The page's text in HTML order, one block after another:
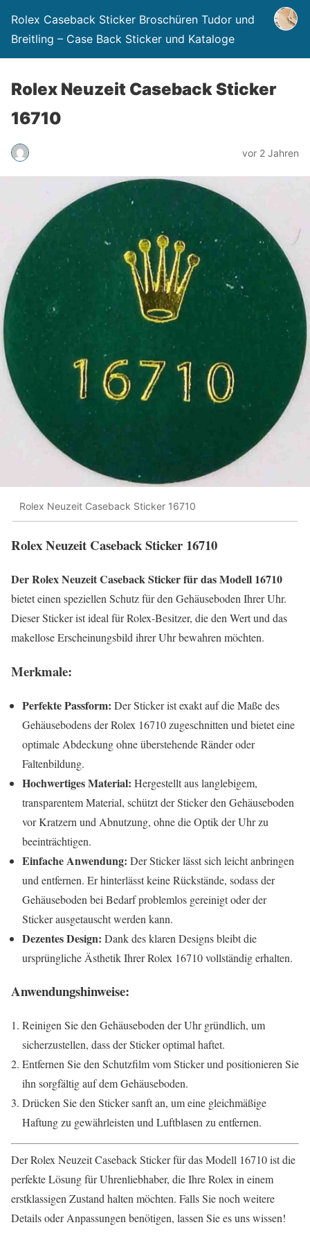
Rolex Caseback Sticker Broschüren Tudor und
Breitling – Case Back Sticker und Kataloge
Rolex Neuzeit Caseback Sticker
16710
vor 2 Jahren
Rolex Neuzeit Caseback Sticker 16710
Rolex Neuzeit Caseback Sticker 16710
Der Rolex Neuzeit Caseback Sticker für das Modell 16710
bietet einen speziellen Schutz für den Gehäuseboden Ihrer Uhr.
Dieser Sticker ist ideal für Rolex-Besitzer, die den Wert und das
makellose Erscheinungsbild ihrer Uhr bewahren möchten.
Merkmale:
Perfekte Passform: Der Sticker ist exakt auf die Maße des
Gehäusebodens der Rolex 16710 zugeschnitten und bietet eine
optimale Abdeckung ohne überstehende Ränder oder
Faltenbildung.
Hochwertiges Material: Hergestellt aus langlebigem,
transparentem Material, schützt der Sticker den Gehäuseboden
vor Kratzern und Abnutzung, ohne die Optik der Uhr zu
beeinträchtigen.
Einfache Anwendung: Der Sticker lässt sich leicht anbringen
und entfernen. Er hinterlässt keine Rückstände, sodass der
Gehäuseboden bei Bedarf problemlos gereinigt oder der
Sticker ausgetauscht werden kann.
Dezentes Design: Dank des klaren Designs bleibt die
ursprüngliche Ästhetik Ihrer Rolex 16710 vollständig erhalten.
Anwendungshinweise:
Reinigen Sie den Gehäuseboden der Uhr gründlich, um
sicherzustellen, dass der Sticker optimal haftet.
Entfernen Sie den Schutzfilm vom Sticker und positionieren Sie
ihn sorgfältig auf dem Gehäuseboden.
Drücken Sie den Sticker sanft an, um eine gleichmäßige
Haftung zu gewährleisten und Luftblasen zu entfernen.
Der Rolex Neuzeit Caseback Sticker für das Modell 16710 ist die
perfekte Lösung für Uhrenliebhaber, die Ihre Rolex in einem
erstklassigen Zustand halten möchten. Falls Sie noch weitere
Details oder Anpassungen benötigen, lassen Sie es uns wissen!